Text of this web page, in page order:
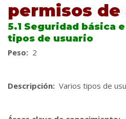
permisos
5.1 Seguridad básica
tipos de usuario
Peso: 2
Descripción: Varios tipos de